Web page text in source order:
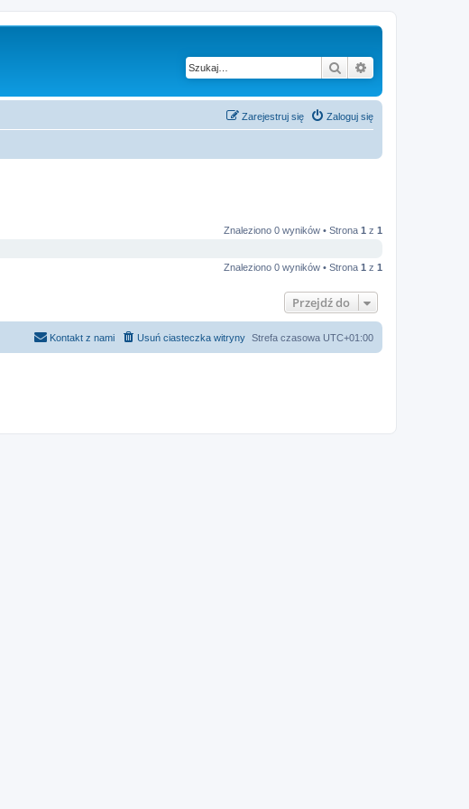
Szukaj
Zaloguj się
Zarejestruj się
Znaleziono 0 wyników • Strona 1 z 1
Znaleziono 0 wyników • Strona 1 z 1
Przejdź do
Strefa czasowa UTC+01:00
Usuń ciasteczka witryny
Kontakt z nami